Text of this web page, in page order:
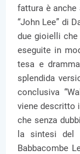
fattura è
“John Lee” di
due gioielli che
eseguite in
tesa e
splendida
conclusiva
viene descritto
che senza
la sintesi del
Babbacombe